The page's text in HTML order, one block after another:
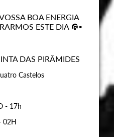
BOA ENERGIA
ESTE DIA 🔘▪️
DAS PIRÂMIDES
Castelos
- 17h
02H